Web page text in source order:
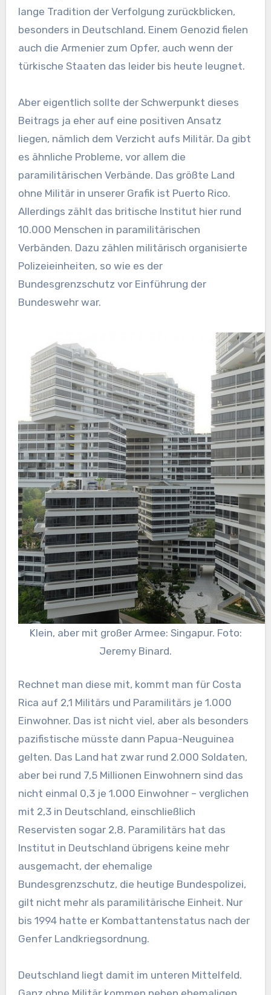
lange Tradition der Verfolgung zurückblicken,
besonders in Deutschland. Einem Genozid fielen
auch die Armenier zum Opfer, auch wenn der
türkische Staaten das leider bis heute leugnet.
Aber eigentlich sollte der Schwerpunkt dieses
Beitrags ja eher auf eine positiven Ansatz
liegen, nämlich dem Verzicht aufs Militär. Da gibt
es ähnliche Probleme, vor allem die
paramilitärischen Verbände. Das größte Land
ohne Militär in unserer Grafik ist Puerto Rico.
Allerdings zählt das britische Institut hier rund
10.000 Menschen in paramilitärischen
Verbänden. Dazu zählen militärisch organisierte
Polizeieinheiten, so wie es der
Bundesgrenzschutz vor Einführung der
Bundeswehr war.
Klein, aber mit großer Armee: Singapur. Foto:
Jeremy Binard.
Rechnet man diese mit, kommt man für Costa
Rica auf 2,1 Militärs und Paramilitärs je 1.000
Einwohner. Das ist nicht viel, aber als besonders
pazifistische müsste dann Papua-Neuguinea
gelten. Das Land hat zwar rund 2.000 Soldaten,
aber bei rund 7,5 Millionen Einwohnern sind das
nicht einmal 0,3 je 1.000 Einwohner – verglichen
mit 2,3 in Deutschland, einschließlich
Reservisten sogar 2,8. Paramilitärs hat das
Institut in Deutschland übrigens keine mehr
ausgemacht, der ehemalige
Bundesgrenzschutz, die heutige Bundespolizei,
gilt nicht mehr als paramilitärische Einheit. Nur
bis 1994 hatte er Kombattantenstatus nach der
Genfer Landkriegsordnung.
Deutschland liegt damit im unteren Mittelfeld.